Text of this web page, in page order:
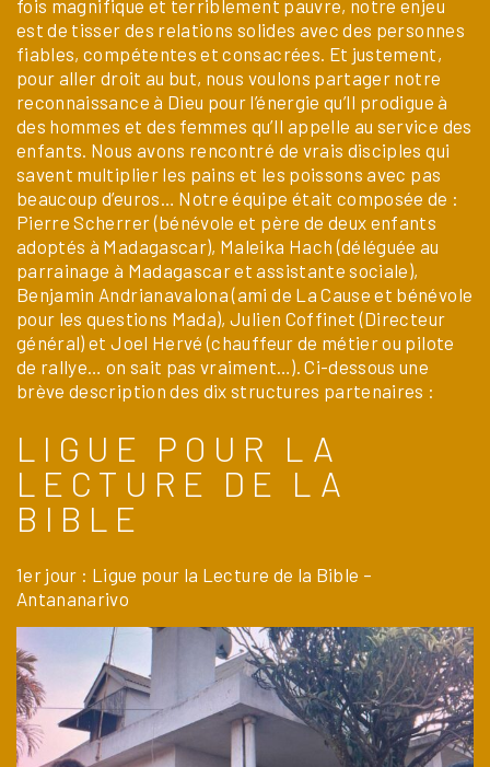
fois magnifique et terriblement pauvre, notre enjeu
est de tisser des relations solides avec des personnes
fiables, compétentes et consacrées. Et justement,
pour aller droit au but, nous voulons partager notre
reconnaissance à Dieu pour l’énergie qu’Il prodigue à
des hommes et des femmes qu’Il appelle au service des
enfants. Nous avons rencontré de vrais disciples qui
savent multiplier les pains et les poissons avec pas
beaucoup d’euros… Notre équipe était composée de :
Pierre Scherrer (bénévole et père de deux enfants
adoptés à Madagascar), Maleika Hach (déléguée au
parrainage à Madagascar et assistante sociale),
Benjamin Andrianavalona (ami de La Cause et bénévole
pour les questions Mada), Julien Coffinet (Directeur
général) et Joel Hervé (chauffeur de métier ou pilote
de rallye… on sait pas vraiment…). Ci-dessous une
brève description des dix structures partenaires :
LIGUE POUR LA
LECTURE DE LA
BIBLE
1er jour : Ligue pour la Lecture de la Bible –
Antananarivo